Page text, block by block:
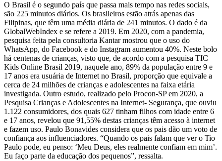
O Brasil é o segundo país que passa mais tempo nas redes sociais,
são 225 minutos diários. Os brasileiros estão atrás apenas das
Filipinas, que têm uma média diária de 241 minutos. O dado é da
GlobalWebIndex e se refere a 2019. Em 2020, com a pandemia,
pesquisa feita pela consultoria Kantar mostrou que o uso do
WhatsApp, do Facebook e do Instagram aumentou 40%. Neste bolo
há centenas de crianças, visto que, de acordo com a pesquisa TIC
Kids Online Brasil 2019, naquele ano, 89% da população entre 9 e
17 anos era usuária de Internet no Brasil, proporção que equivale a
cerca de 24 milhões de crianças e adolescentes na faixa etária
investigada. Outro estudo, realizado pelo Procon-SP em 2020, a
Pesquisa Crianças e Adolescentes na Internet- Segurança, que ouviu
1.122 consumidores, dos quais 627 tinham filhos com idade entre 6
e 17 anos, revelou que 91,55% destas crianças têm acesso à internet
e fazem uso. Paulo Bonavides considera que os pais dão um voto de
confiança aos influenciadores. “Quando os pais falam que ver o Tio
Paulo pode, eu penso: ‘Meu Deus, eles realmente confiam em mim’.
Eu faço parte da educação dos pequenos”, ressalta.